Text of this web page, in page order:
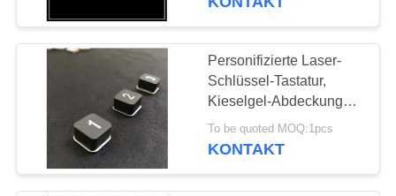
Personifizierte Laser-
Schlüssel-Tastatur,
Kieselgel-Abdeckungs-
Schalter-Knopf-Tastatur
To be quoted MOQ:1pcs
KONTAKT